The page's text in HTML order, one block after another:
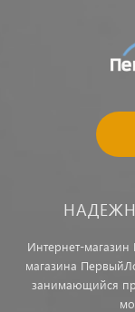
Интернет-
магазина
занимающийся